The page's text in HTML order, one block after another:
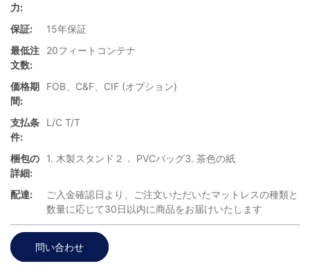
力:
保証:
15年保証
最低注
文数:
20フィートコンテナ
価格期
間:
FOB、C&F、CIF (オプション)
支払条
件:
L/C T/T
梱包の
詳細:
1. 木製スタンド２． PVCバッグ3. 茶色の紙
配達:
ご入金確認日より、ご注文いただいたマットレスの種類と
数量に応じて30日以内に商品をお届けいたします
問い合わせ